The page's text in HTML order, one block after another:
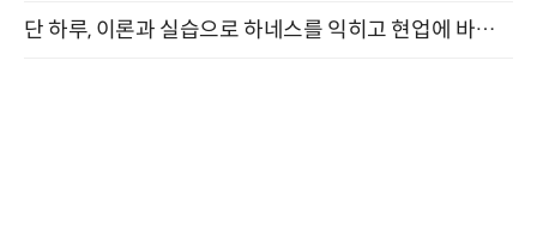
단 하루, 이론과 실습으로 하네스를 익히고 현업에 바로 쓰는 핸즈온 워크숍 (8/20)